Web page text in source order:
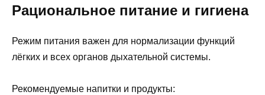
Рациональное питание и гигиена
Режим питания важен для нормализации функций
лёгких и всех органов дыхательной системы.
Рекомендуемые напитки и продукты: